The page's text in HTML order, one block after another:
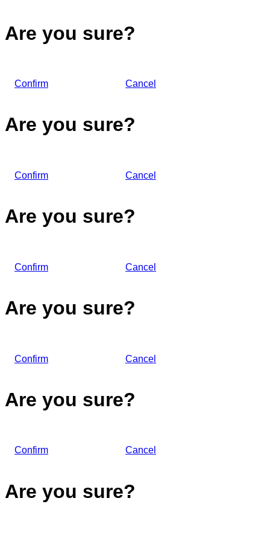
Are you sure?
Confirm Cancel
Are you sure?
Confirm Cancel
Are you sure?
Confirm Cancel
Are you sure?
Confirm Cancel
Are you sure?
Confirm Cancel
Are you sure?